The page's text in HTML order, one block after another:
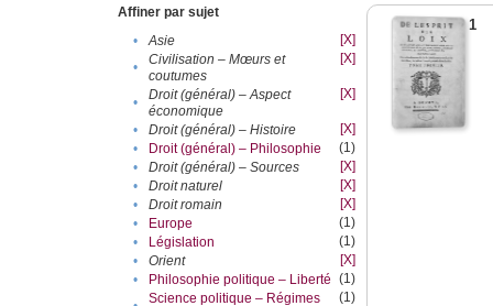
Affiner par sujet
•
Asie
[X]
•
Civilisation – Mœurs et
coutumes
[X]
•
Droit (général) – Aspect
économique
[X]
• Droit (général) – Histoire
[X]
•
Droit (général) – Philosophie
(1)
•
Droit (général) – Sources
[X]
•
Droit naturel
[X]
•
Droit romain
[X]
•
Europe
(1)
•
Législation
(1)
•
Orient
[X]
•
Philosophie politique – Liberté (1)
Science politique – Régimes
(1)
1